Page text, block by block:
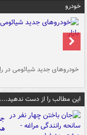
خودرو
خودروهای جدید شیائومی در
این مطالب را از دست ندهید....